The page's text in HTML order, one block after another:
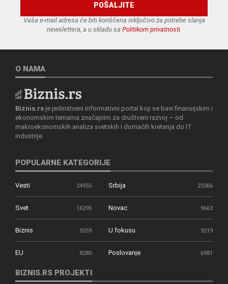
Vaša e-mail adresa će biti korišćena isključivo za potrebe slanja
newslettera, a u skladu sa Politikom privatnosti.
O NAMA
Biznis.rs je jedinstveni informativni portal koji se bavi finansijskim i
ekonomskim temama značajnim za društveni razvoj – od
makroekonomskih analiza svetskih i domaćih kretanja do IT
industrije.
POPULARNE KATEGORIJE
Vesti 24955 Srbija 23366
Svet 16295 Novac 9663
Biznis 9259 U fokusu 9219
EU 8280 Poslovanje 6981
BIZNIS.RS PROJEKTI